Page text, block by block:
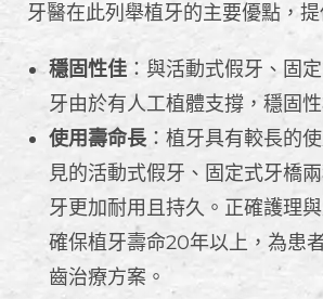
牙醫在此列舉植牙的主要優點，提
穩固性佳 ：與活動式假牙、固
牙由於有人工植體支撐，穩固
使用壽命長 ：植牙具有較長的
見的活動式假牙、固定式牙橋
牙更加耐用且持久。正確護理
確保植牙壽命20年以上，為患
齒治療方案。